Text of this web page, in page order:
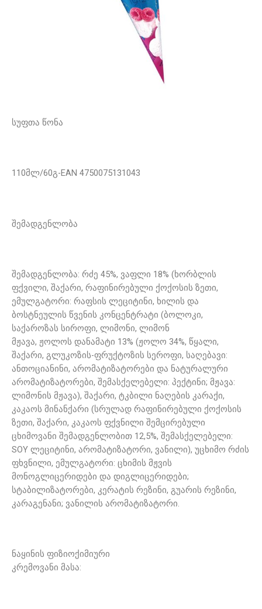
სუფთა წონა
110მლ/60გ-EAN 4750075131043
შემადგენლობა
შემადგენლობა: რძე 45%, ვაფლი 18% (ხორბლის
ფქვილი, შაქარი, რაფინირებული ქოქოსის ზეთი,
ემულგატორი: რაფსის ლეციტინი, ხილის და
ბოსტნეულის წვენის კონცენტრატი (ბოლოკი,
საქაროზას სიროფი, ლიმონი, ლიმონ
მჟავა, ჟოლოს დანამატი 13% (ჟოლო 34%, წყალი,
შაქარი, გლუკოზის-ფრუქტოზის სეროფი, საღებავი:
ანთოციანინი, არომატიზატორები და ნატურალური
არომატიზატორები, შემასქელებელი: პექტინი; მჟავა:
ლიმონის მჟავა), შაქარი, ტკბილი ნაღების კარაქი,
კაკაოს მინანქარი (სრულად რაფინირებული ქოქოსის
ზეთი, შაქარი, კაკაოს ფქვნილი შემცირებული
ცხიმოვანი შემადგენლობით 12,5%, შემასქელებელი:
SOY ლეციტინი, არომატიზატორი, ვანილი), უცხიმო რძის
ფხვნილი, ემულგატორი: ცხიმის მჟვის
მონოგლიცერიდები და დიგლიცერიდები;
სტაბილიზატორები, კერატის რეზინი, გუარის რეზინი,
კარაგენანი; ვანილის არომატიზატორი.
ნაყინის ფიზიოქიმიური
კრემოვანი მასა: